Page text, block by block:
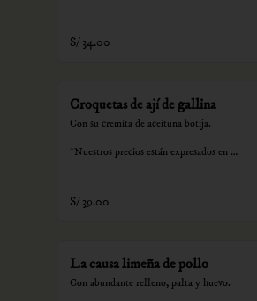
S/ 34.00
Croquetas de ají de gallina
Con su cremita de aceituna botija.
*Nuestros precios están expresados en
S/ 39.00
La causa limeña de pollo
Con abundante relleno, palta y huevo.